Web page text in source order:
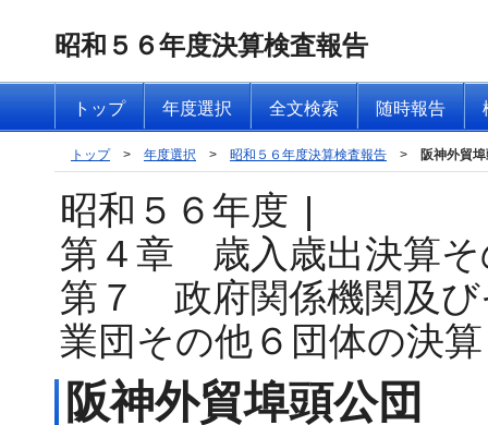
昭和５６年度決算検査報告
トップ 年度選択 全文検索 随時報告
トップ > 年度選択 > 昭和５６年度決算検査報告 > 阪神外貿
昭和５６年度 |
第４章 歳入歳出決算そ
第７ 政府関係機関及び
業団その他６団体の決算
阪神外貿埠頭公団